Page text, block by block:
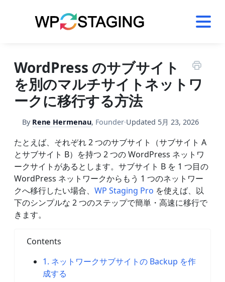
WordPress のサブサイト
を別のマルチサイトネットワ
ークに移行する方法
By Rene Hermenau, Founder·Updated 5月 23, 2026
たとえば、それぞれ 2 つのサブサイト（サブサイト A
とサブサイト B）を持つ 2 つの WordPress ネットワ
ークサイトがあるとします。サブサイト B を 1 つ目の
WordPress ネットワークからもう 1 つのネットワー
クへ移行したい場合、 WP Staging Pro を使えば、以
下のシンプルな 2 つのステップで簡単・高速に移行で
きます。
Contents
1. ネットワークサブサイトの Backup を作
成する